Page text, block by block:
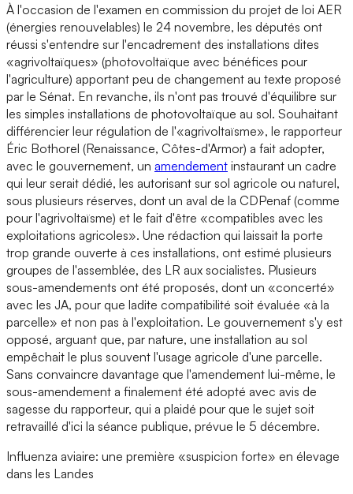
À l'occasion de l'examen en commission du projet de loi AER
(énergies renouvelables) le 24 novembre, les députés ont
réussi s'entendre sur l'encadrement des installations dites
«agrivoltaïques» (photovoltaïque avec bénéfices pour
l'agriculture) apportant peu de changement au texte proposé
par le Sénat. En revanche, ils n'ont pas trouvé d'équilibre sur
les simples installations de photovoltaïque au sol. Souhaitant
différencier leur régulation de l'«agrivoltaïsme», le rapporteur
Éric Bothorel (Renaissance, Côtes-d'Armor) a fait adopter,
avec le gouvernement, un amendement instaurant un cadre
qui leur serait dédié, les autorisant sur sol agricole ou naturel,
sous plusieurs réserves, dont un aval de la CDPenaf (comme
pour l'agrivoltaïsme) et le fait d'être «compatibles avec les
exploitations agricoles». Une rédaction qui laissait la porte
trop grande ouverte à ces installations, ont estimé plusieurs
groupes de l'assemblée, des LR aux socialistes. Plusieurs
sous-amendements ont été proposés, dont un «concerté»
avec les JA, pour que ladite compatibilité soit évaluée «à la
parcelle» et non pas à l'exploitation. Le gouvernement s'y est
opposé, arguant que, par nature, une installation au sol
empêchait le plus souvent l'usage agricole d'une parcelle.
Sans convaincre davantage que l'amendement lui-même, le
sous-amendement a finalement été adopté avec avis de
sagesse du rapporteur, qui a plaidé pour que le sujet soit
retravaillé d'ici la séance publique, prévue le 5 décembre.
Influenza aviaire: une première «suspicion forte» en élevage
dans les Landes